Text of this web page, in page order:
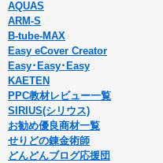
AQUAS
ARM-S
B-tube-MAX
Easy eCover Creator
Easy･Easy･Easy
KAETEN
PPC教材レビュー一覧
SIRIUS(シリウス)
お勧め優良商材一覧
せりどの錬金術師
どんどんブログ応援団